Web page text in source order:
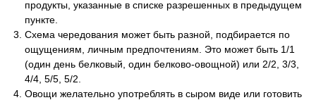
продукты, указанные в списке разрешенных в предыдущем
пункте.
Схема чередования может быть разной, подбирается по
ощущениям, личным предпочтениям. Это может быть 1/1
(один день белковый, один белково-овощной) или 2/2, 3/3,
4/4, 5/5, 5/2.
Овощи желательно употреблять в сыром виде или готовить